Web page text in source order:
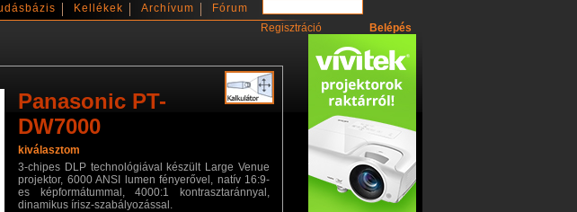
Regisztráció
Kellékek Archívum Fórum
Panasonic PT-
DW7000
kiválasztom
3-chipes DLP technológiával készült Large Venue
projektor, 6000 ANSI lumen fényerővel, natív 16:9-
es képformátummal, 4000:1 kontrasztaránnyal,
dinamikus írisz-szabályozással.